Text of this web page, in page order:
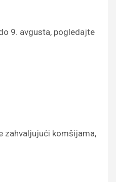
9. avgusta, pogledajte
zahvaljujući komšijama,